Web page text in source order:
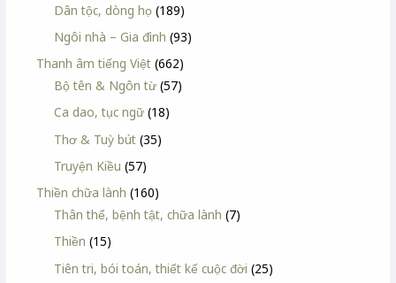
Dân tộc, dòng họ (189)
Ngôi nhà – Gia đình (93)
Thanh âm tiếng Việt (662)
Bộ tên & Ngôn từ (57)
Ca dao, tục ngữ (18)
Thơ & Tuỳ bút (35)
Truyện Kiều (57)
Thiền chữa lành (160)
Thân thể, bệnh tật, chữa lành (7)
Thiền (15)
Tiên tri, bói toán, thiết kế cuộc đời (25)